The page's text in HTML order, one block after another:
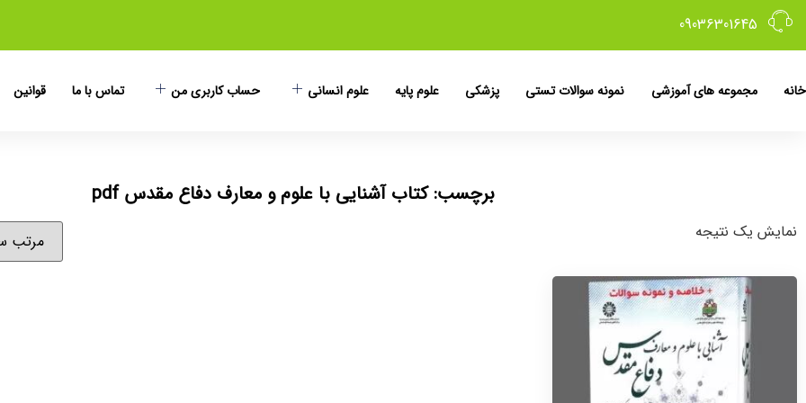
09036301645
خانه مجموعه های آموزشی نمونه سوالات تستی پزشکی علوم پایه علوم انسانی حساب کاربری من تماس با ما قوانین
برچسب: کتاب آشنایی با علوم و معارف دفاع مقدس pdf
نمایش یک نتیجه